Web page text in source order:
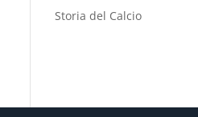
Storia del Calcio